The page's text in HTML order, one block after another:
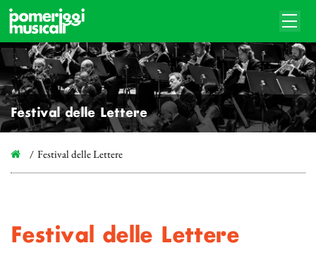
Festival delle Lettere
Festival delle Lettere
Festival delle Lettere